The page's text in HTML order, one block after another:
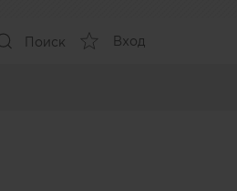
Поиск Вход